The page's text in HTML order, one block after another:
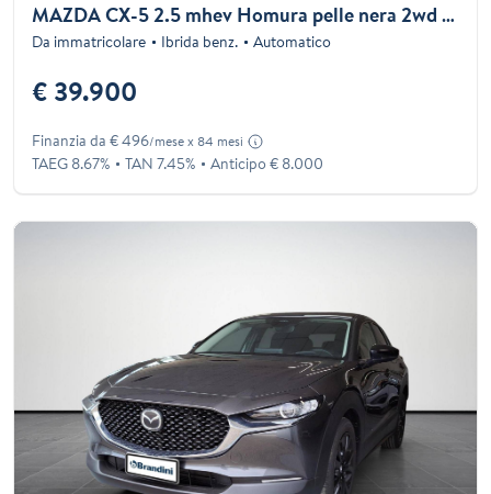
MAZDA CX-5 2.5 mhev Homura pelle nera 2wd 141cv auto
Da immatricolare Ibrida benz. Automatico
€ 39.900
Finanzia da € 496/mese x 84 mesi
TAEG 8.67% TAN 7.45% Anticipo € 8.000